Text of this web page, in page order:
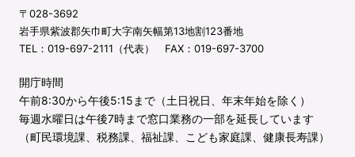
〒028-3692
岩手県紫波郡矢巾町大字南矢幅第13地割123番地
TEL：019-697-2111（代表） FAX：019-697-3700
開庁時間
午前8:30から午後5:15まで（土日祝日、年末年始を除く）
毎週水曜日は午後7時まで窓口業務の一部を延長しています
（町民環境課、税務課、福祉課、こども家庭課、健康長寿課）